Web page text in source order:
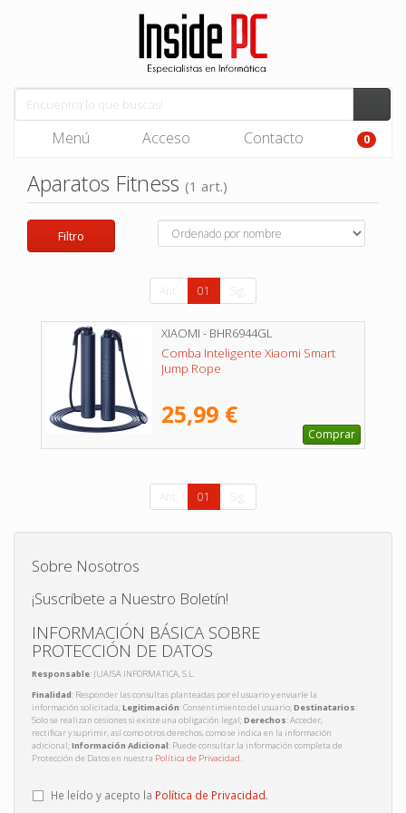
Menú Acceso Contacto 0
Aparatos Fitness (1 art.)
Filtro
Ant. 01 Sig.
XIAOMI - BHR6944GL
Comba Inteligente Xiaomi Smart
Jump Rope
25,99 €
Comprar
Ant. 01 Sig.
Sobre Nosotros
¡Suscríbete a Nuestro Boletín!
INFORMACIÓN BÁSICA SOBRE
PROTECCIÓN DE DATOS
Responsable: JUAISA INFORMATICA, S.L.
Finalidad: Responder las consultas planteadas por el usuario y enviarle la
información solicitada;Legitimación: Consentimiento del usuario;Destinatarios:
Solo se realizan cesiones si existe una obligación legal;Derechos: Acceder,
rectificar y suprimir, así como otros derechos, como se indica en la información
adicional;Información Adicional: Puede consultar la información completa de
Protección de Datos en nuestra Política de Privacidad.
He leído y acepto la Política de Privacidad.